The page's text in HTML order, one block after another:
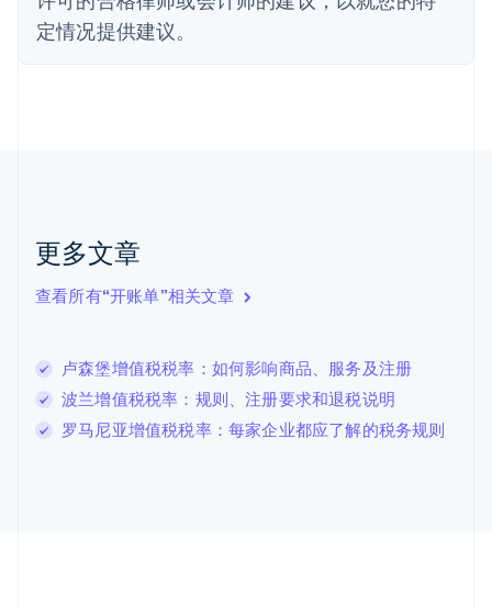
定情况提供建议。
更多文章
查看所有“开账单”相关文章
卢森堡增值税税率：如何影响商品、服务及注册
波兰增值税税率：规则、注册要求和退税说明
罗马尼亚增值税税率：每家企业都应了解的税务规则
FrançaisEnglish
芬兰
EnglishSvenska
English Italiano
拉脱维亚
立陶宛
DeutschEnglish
卢森堡
FrançaisDeutsch English
罗马尼亚